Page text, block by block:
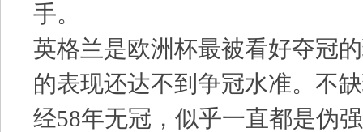
手。
英格兰是欧洲杯最被看好夺冠
的表现还达不到争冠水准。不
经58年无冠，似乎一直都是伪